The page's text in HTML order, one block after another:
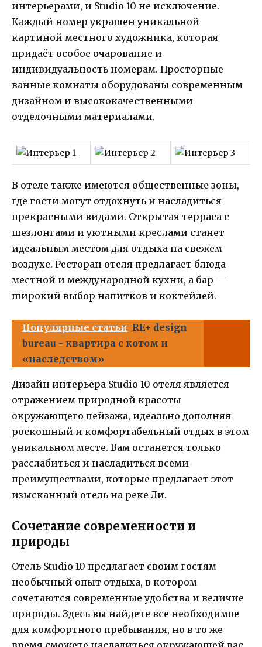
интерьерами, и Studio 10 не исключение.
Каждый номер украшен уникальной
картиной местного художника, которая
придаёт особое очарование и
индивидуальность номерам. Просторные
ванные комнаты оборудованы современным
дизайном и высококачественными
отделочными материалами.
В отеле также имеются общественные зоны,
где гости могут отдохнуть и насладиться
прекрасными видами. Открытая терраса с
шезлонгами и уютными креслами станет
идеальным местом для отдыха на свежем
воздухе. Ресторан отеля предлагает блюда
местной и международной кухни, а бар —
широкий выбор напитков и коктейлей.
Популярные статьи RE+ design
bureau - квартира с котом и
«наследством»
Дизайн интерьера Studio 10 отеля является
отражением природной красоты
окружающего пейзажа, идеально дополняя
роскошный и комфортабельный отдых в этом
уникальном месте. Вам останется только
расслабиться и насладиться всеми
преимуществами, которые предлагает этот
изысканный отель на реке Ли.
Сочетание современности и
природы
Отель Studio 10 предлагает своим гостям
необычный опыт отдыха, в котором
сочетаются современные удобства и величие
природы. Здесь вы найдете все необходимое
для комфортного пребывания, но в то же